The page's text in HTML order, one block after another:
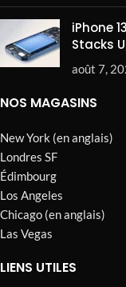
iPhone
Stacks
août 7,
NOS MAGASINS
New York (en anglais)
Londres SF
Édimbourg
Los Angeles
Chicago (en anglais)
Las Vegas
LIENS UTILES